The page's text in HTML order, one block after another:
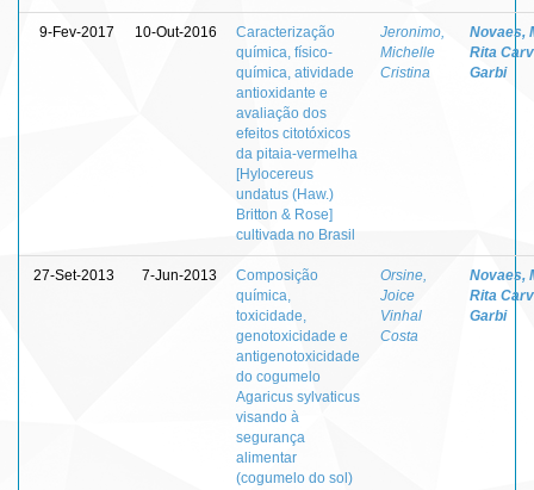
9-Fev-2017 10-Out-2016
Caracterização
química, físico-
química, atividade
antioxidante e
avaliação dos
efeitos citotóxicos
da pitaia-vermelha
[Hylocereus
undatus (Haw.)
Britton & Rose]
cultivada no Brasil
Jeronimo,
Michelle
Cristina
Novaes,
Rita
Garbi
27-Set-2013 7-Jun-2013
Composição
química,
toxicidade,
genotoxicidade e
antigenotoxicidade
do cogumelo
Agaricus sylvaticus
visando à
segurança
alimentar
(cogumelo do sol)
Orsine,
Joice
Vinhal
Costa
Novaes,
Rita
Garbi